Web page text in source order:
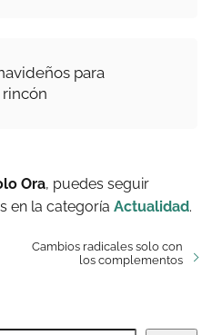
para
Ora, puedes seguir
en la categoría Actualidad.
Cambios radicales solo con
los complementos